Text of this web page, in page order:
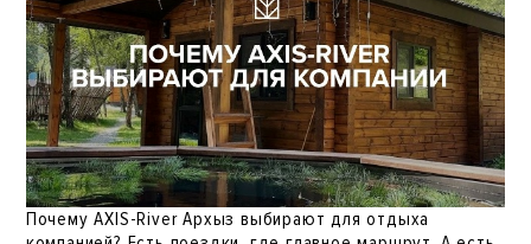
Почему AXIS-River Архыз выбирают для отдыха